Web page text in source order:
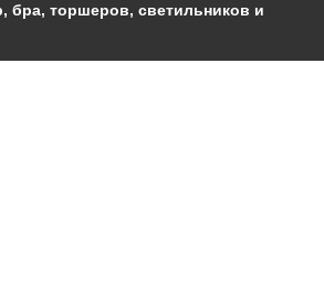
бра, торшеров, светильников и